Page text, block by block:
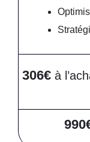
306€ à